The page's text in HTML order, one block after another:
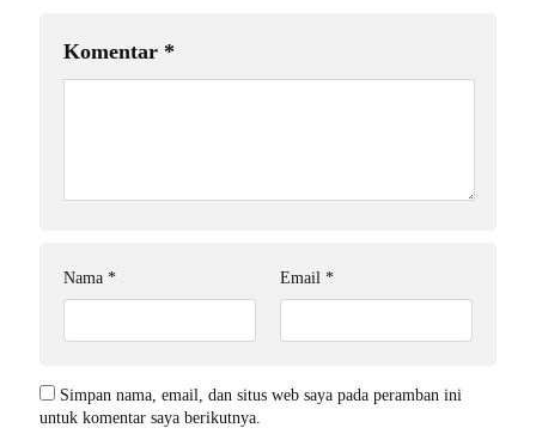
Komentar *
Nama * Email *
Simpan nama, email, dan situs web saya pada peramban ini
untuk komentar saya berikutnya.